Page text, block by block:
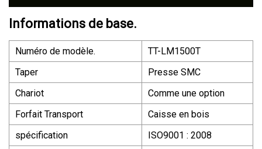
Informations de base.
Numéro de modèle.
TT-LM1500T
Taper
Presse SMC
Chariot
Comme une option
Forfait Transport
Caisse en bois
spécification
ISO9001 : 2008